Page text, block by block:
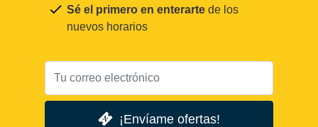
Sé el primero en enterarte de los
nuevos horarios
¡Envíame ofertas!